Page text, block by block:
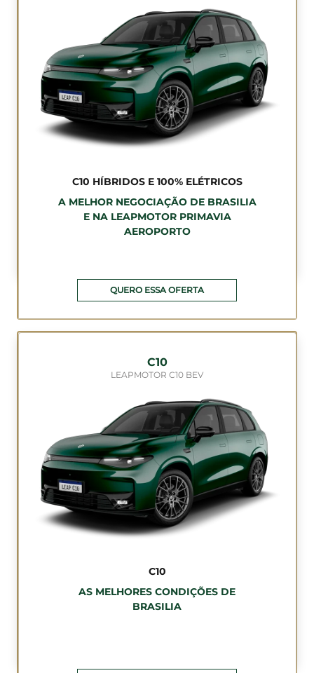
C10 HÍBRIDOS E 100% ELÉTRICOS
A MELHOR NEGOCIAÇÃO DE BRASILIA
E NA LEAPMOTOR PRIMAVIA
AEROPORTO
QUERO ESSA OFERTA
C10
LEAPMOTOR C10 BEV
C10
AS MELHORES CONDIÇÕES DE
BRASILIA